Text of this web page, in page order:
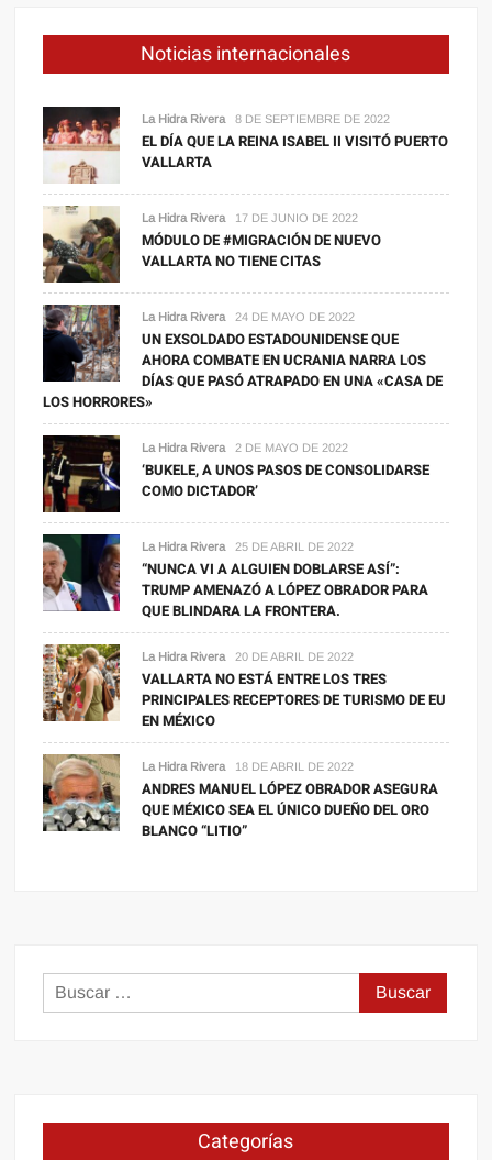
Noticias internacionales
La Hidra Rivera 8 DE SEPTIEMBRE DE 2022
EL DÍA QUE LA REINA ISABEL II VISITÓ PUERTO
VALLARTA
La Hidra Rivera 17 DE JUNIO DE 2022
MÓDULO DE #MIGRACIÓN DE NUEVO
VALLARTA NO TIENE CITAS
La Hidra Rivera 24 DE MAYO DE 2022
UN EXSOLDADO ESTADOUNIDENSE QUE
AHORA COMBATE EN UCRANIA NARRA LOS
DÍAS QUE PASÓ ATRAPADO EN UNA «CASA DE
LOS HORRORES»
La Hidra Rivera 2 DE MAYO DE 2022
‘BUKELE, A UNOS PASOS DE CONSOLIDARSE
COMO DICTADOR’
La Hidra Rivera 25 DE ABRIL DE 2022
“NUNCA VI A ALGUIEN DOBLARSE ASÍ”:
TRUMP AMENAZÓ A LÓPEZ OBRADOR PARA
QUE BLINDARA LA FRONTERA.
La Hidra Rivera 20 DE ABRIL DE 2022
VALLARTA NO ESTÁ ENTRE LOS TRES
PRINCIPALES RECEPTORES DE TURISMO DE EU
EN MÉXICO
La Hidra Rivera 18 DE ABRIL DE 2022
ANDRES MANUEL LÓPEZ OBRADOR ASEGURA
QUE MÉXICO SEA EL ÚNICO DUEÑO DEL ORO
BLANCO “LITIO”
Buscar:
Categorías